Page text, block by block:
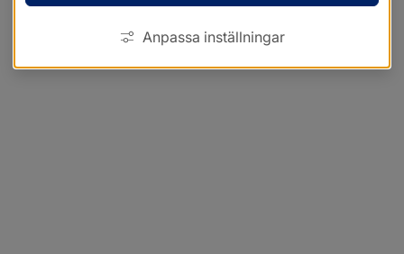
Anpassa inställningar